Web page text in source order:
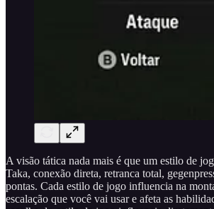
A visão tática nada mais é que um estilo de
Taka, conexão direta, retranca total,
pontas. Cada estilo de jogo influencia na
escalação que você vai usar e afeta as